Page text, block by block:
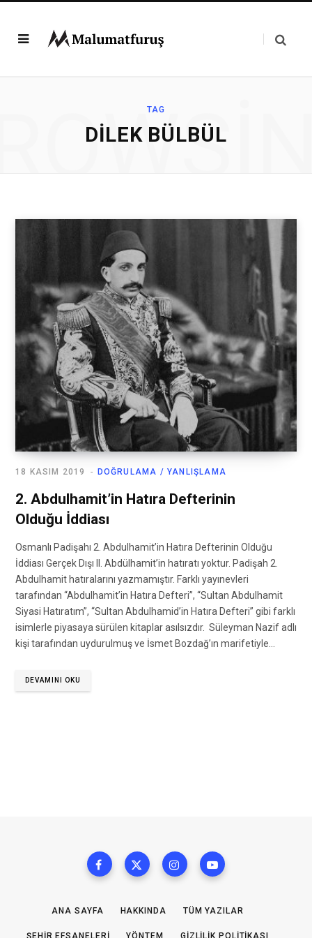
TAG
DILEK BÜLBÜL
DOĞRULAMA / YANLIŞLAMA
18 KASIM 2019
2. Abdulhamit’in Hatıra Defterinin
Olduğu İddiası
Osmanlı Padişahı 2. Abdulhamit’in Hatıra Defterinin Olduğu
İddiası Gerçek Dışı II. Abdülhamit’in hatıratı yoktur. Padişah 2.
Abdulhamit hatıralarını yazmamıştır. Farklı yayınevleri
tarafından “Abdulhamit’in Hatıra Defteri”, “Sultan Abdulhamit
Siyasi Hatıratım”, “Sultan Abdulhamid’in Hatıra Defteri” gibi farklı
isimlerle piyasaya sürülen kitaplar asılsızdır. Süleyman Nazif adlı
kişi tarafından uydurulmuş ve İsmet Bozdağ’ın marifetiyle…
DEVAMINI OKU
ANA SAYFA HAKKINDA TÜM YAZILAR
ŞEHIR EFSANELERI YÖNTEM GIZLILIK POLITIKASI